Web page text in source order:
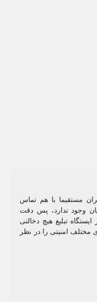
مستقیما با هم تماس
وجود ندارد، پس دقت
تبلیغ هیچ دخالتی
مختلف امنیتی را در نظر